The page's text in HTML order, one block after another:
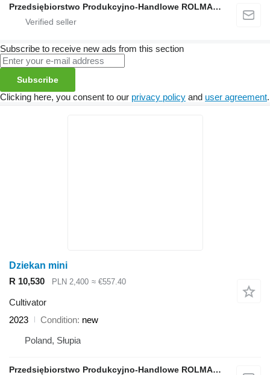
Przedsiębiorstwo Produkcyjno-Handlowe ROLMAPOL Marcin Dziekan
Subscribe to receive new ads from this section
Subscribe
Clicking here, you consent to our privacy policy and user agreement.
Dziekan mini
R 10,530
PLN 2,400 ≈ €557.40
Cultivator
2023
Condition new
Poland, Słupia
Przedsiębiorstwo Produkcyjno-Handlowe ROLMAPOL Marcin Dziekan